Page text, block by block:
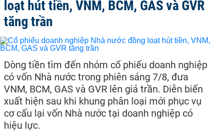
loạt hút tiền, VNM, BCM, GAS và GVR
tăng trần
Dòng tiền tìm đến nhóm cổ phiếu doanh nghiệp
có vốn Nhà nước trong phiên sáng 7/8, đưa
VNM, BCM, GAS và GVR lên giá trần. Diễn biến
xuất hiện sau khi khung phân loại mới phục vụ
cơ cấu lại vốn Nhà nước tại doanh nghiệp có
hiệu lực.